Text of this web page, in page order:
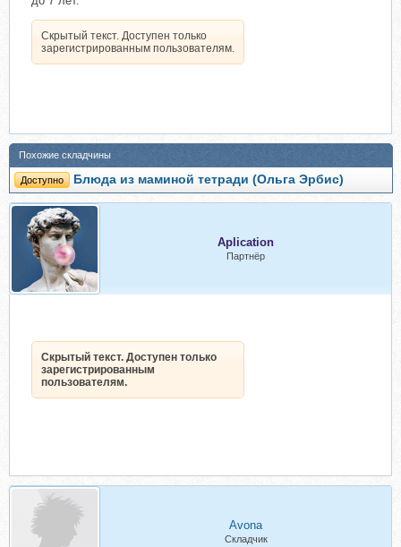
Скрытый текст. Доступен только
зарегистрированным пользователям.
Похожие складчины
Доступно Блюда из маминой тетради (Ольга Эрбис)
Aplication
Партнёр
Скрытый текст. Доступен только
зарегистрированным
пользователям.
Avona
Складчик